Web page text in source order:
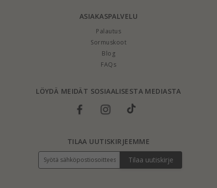
ASIAKASPALVELU
Palautus
Sormuskoot
Blog
FAQs
LÖYDÄ MEIDÄT SOSIAALISESTA MEDIASTA
TILAA UUTISKIRJEEMME
Tilaa uutiskirje